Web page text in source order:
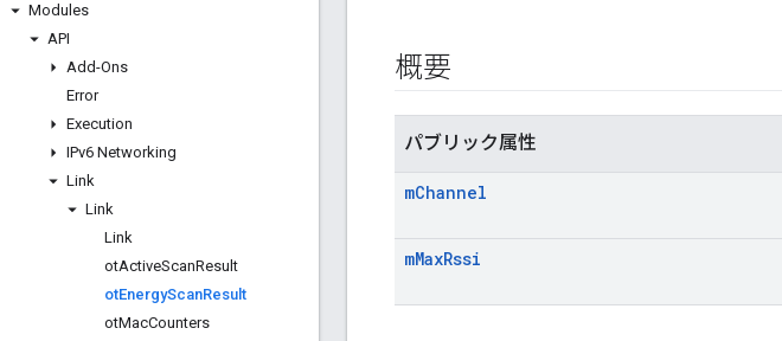
Modules
API
Add-Ons
Error
Execution
IPv6 Networking
Link
Link
Link
otActiveScanResult
otEnergyScanResult
otMacCounters
概要
パブリック属性
mChannel
mMaxRssi